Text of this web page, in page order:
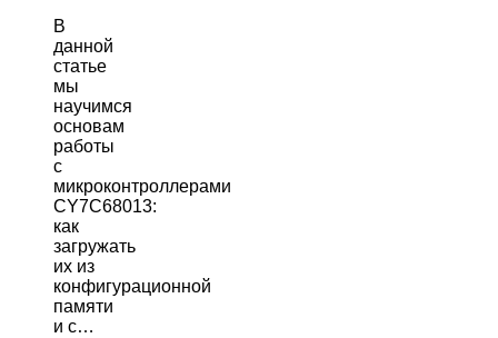
В
данной
статье
мы
научимся
основам
работы
с
микроконтроллерами
CY7C68013:
как
загружать
их из
конфигурационной
памяти
и с…